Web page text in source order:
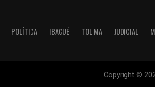
POLÍTICA IBAGUÉ TOLIMA JUDICIAL
Copyright ©